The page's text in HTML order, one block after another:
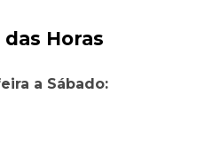
Horas
a Sábado: